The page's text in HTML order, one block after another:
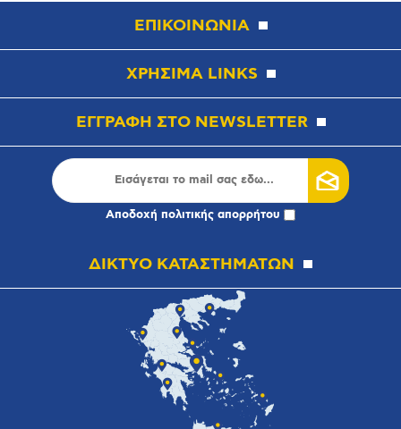
ΕΠΙΚΟΙΝΩΝΙΑ
ΧΡΗΣΙΜΑ LINKS
ΕΓΓΡΑΦΗ ΣΤΟ NEWSLETTER
Αποδοχή πολιτικής απορρήτου
ΔΙΚΤΥΟ ΚΑΤΑΣΤΗΜΑΤΩΝ